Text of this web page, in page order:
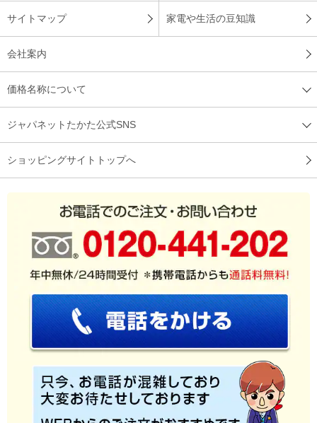
サイトマップ 家電や生活の豆知識
会社案内
価格名称について
ジャパネットたかた公式SNS
ショッピングサイトトップへ